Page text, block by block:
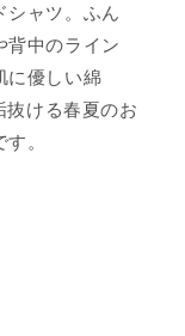
シャツ。ふん
背中のライン
に優しい綿
抜ける春夏のお
。